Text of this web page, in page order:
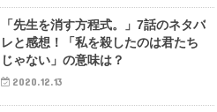
「先生を消す方程式。」7話のネタバ
レと感想！「私を殺したのは君たち
じゃない」の意味は？
2020.12.13